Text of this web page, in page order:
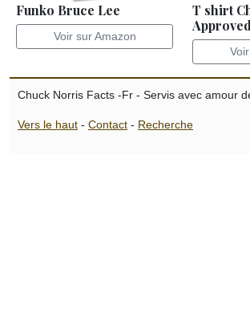
Funko Bruce Lee
Voir sur Amazon
T shirt
Approved
Chuck Norris Facts -Fr - Servis avec amour
Vers le haut - Contact - Recherche